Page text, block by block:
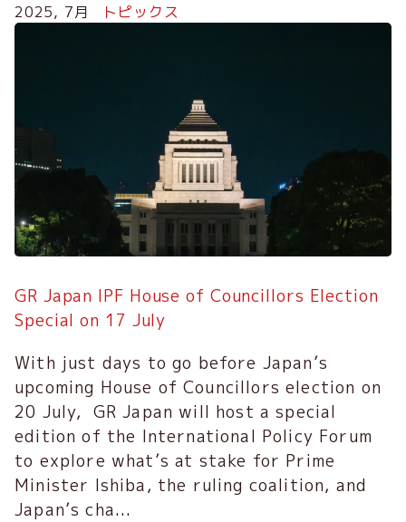
2025, 7月 トピックス
GR Japan IPF House of Councillors Election
Special on 17 July
With just days to go before Japan’s
upcoming House of Councillors election on
20 July, GR Japan will host a special
edition of the International Policy Forum
to explore what’s at stake for Prime
Minister Ishiba, the ruling coalition, and
Japan’s cha...